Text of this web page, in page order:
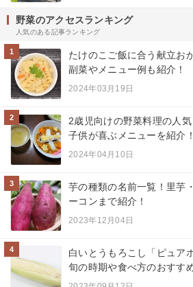
野菜のアクセスランキング
人気のある記事ランキング
1
たけのこご飯に合う献立お
副菜やメニュー例も紹介！
2024年03月19日
2
2歳児向けの野菜料理の人
子供が喜ぶメニューを紹介！
2024年04月10日
3
芋の種類の名前一覧！里芋
ーコンまで紹介！
2023年12月04日
4
白いとうもろこし「ピュア
旬の時期や食べ方のおすす